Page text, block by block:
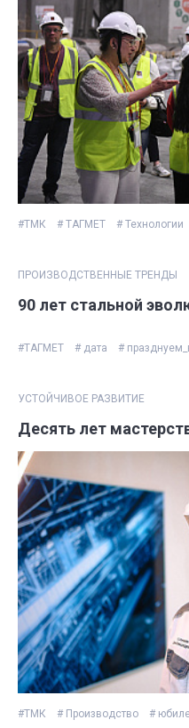
#ТМК # ТАГМЕТ # Технологии
ПРОИЗВОДСТВЕННЫЕ ТРЕНДЫ
90 лет стальной
#ТАГМЕТ # дата #
УСТОЙЧИВОЕ РАЗВИТИЕ
Десять лет
#ТМК # Производство #